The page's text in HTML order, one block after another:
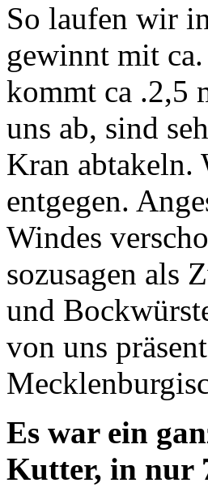
So laufen wir
gewinnt mit ca.
kommt ca .2,5
uns ab, sind
Kran abtakeln.
entgegen.
Windes
sozusagen als
und
von uns
Es war ein
Kutter, in nur